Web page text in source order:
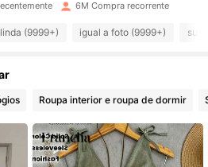
6M Compra recorrente
linda (9999+) igual a foto (9999+)
Roupa interior e roupa de dormir